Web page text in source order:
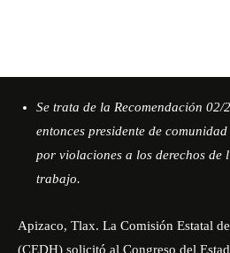
Se trata de la Recomendación
entonces presidente de
por violaciones a los derechos de
trabajo.
Apizaco, Tlax. La Comisión Estatal
(CEDH) solicitó al Congreso del